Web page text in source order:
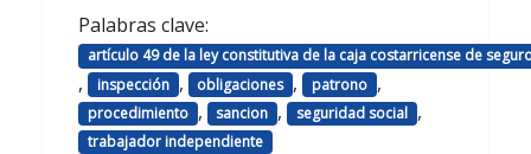
Palabras clave:
artículo 49 de la ley constitutiva de la caja costarricense de
, inspección , obligaciones , patrono ,
procedimiento , sancion , seguridad social ,
trabajador independiente